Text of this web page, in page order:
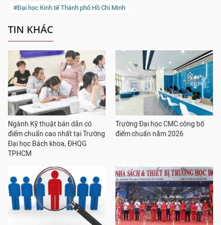
#Đại học Kinh tế Thành phố Hồ Chí Minh
TIN KHÁC
Ngành Kỹ thuật bán dẫn có
điểm chuẩn cao nhất tại Trường
Đại học Bách khoa, ĐHQG
TPHCM
Trường Đại học CMC công bố
điểm chuẩn năm 2026